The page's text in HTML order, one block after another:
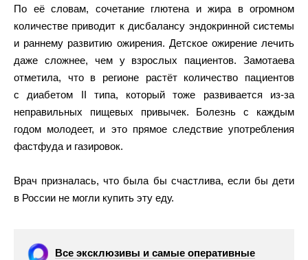
По её словам, сочетание глютена и жира в огромном
количестве приводит к дисбалансу эндокринной системы
и раннему развитию ожирения. Детское ожирение лечить
даже сложнее, чем у взрослых пациентов. Замотаева
отметила, что в регионе растёт количество пациентов
с диабетом II типа, который тоже развивается из-за
неправильных пищевых привычек. Болезнь с каждым
годом молодеет, и это прямое следствие употребления
фастфуда и газировок.
Врач призналась, что была бы счастлива, если бы дети
в России не могли купить эту еду.
Все эксклюзивы и самые оперативные